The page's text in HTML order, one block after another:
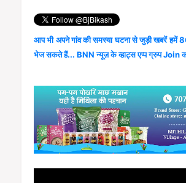
आप भी अपने गांव की समस्या घटना से जुड़ी खबरें
भेज सकते हैं... BNN न्यूज़ के व्हाट्स एप्प ग्रुप